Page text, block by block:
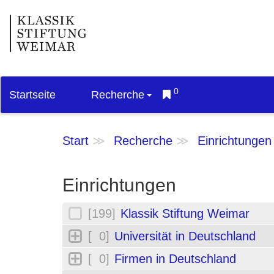
Startseite Recherche 0
Start Recherche Einrichtungen
Einrichtungen
[199] Klassik Stiftung Weimar
[ 0] Universität in Deutschland
[ 0] Firmen in Deutschland